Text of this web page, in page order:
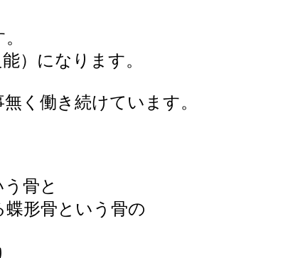
）になります。
く働き続けています。
骨と
形骨という骨の